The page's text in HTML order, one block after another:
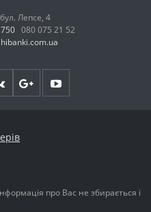
Лепсе, 4
080 075 21 52
про Вас не збирається і